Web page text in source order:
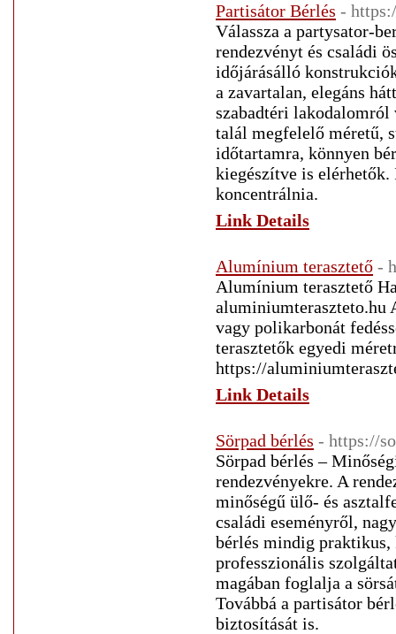
Partisátor Bérlés -
Válassza a partysator-
rendezvényt és családi
időjárásálló
a zavartalan, elegáns
szabadtéri lakodalomról
talál megfelelő méretű,
időtartamra, könnyen
kiegészítve is elérhetők.
koncentrálnia.
Link Details
Alumínium terasztető -
Alumínium terasztető
aluminiumteraszteto.hu
vagy polikarbonát
terasztetők egyedi
https://
Link Details
Sörpad bérlés - https://
Sörpad bérlés –
rendezvényekre. A
minőségű ülő- és
családi eseményről,
bérlés mindig praktikus,
professzionális
magában foglalja a
Továbbá a partisátor
biztosítását is.